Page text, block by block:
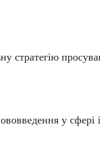
стратегію
у